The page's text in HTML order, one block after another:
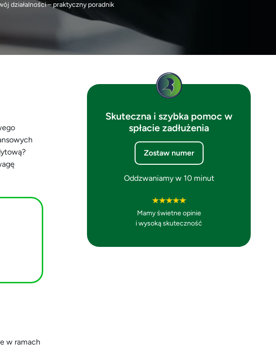
działalności – praktyczny poradnik
w ramach
Skuteczna i szybka pomoc w
spłacie zadłużenia
Zostaw numer
Oddzwaniamy w 10 minut
Mamy świetne opinie
i wysoką skuteczność